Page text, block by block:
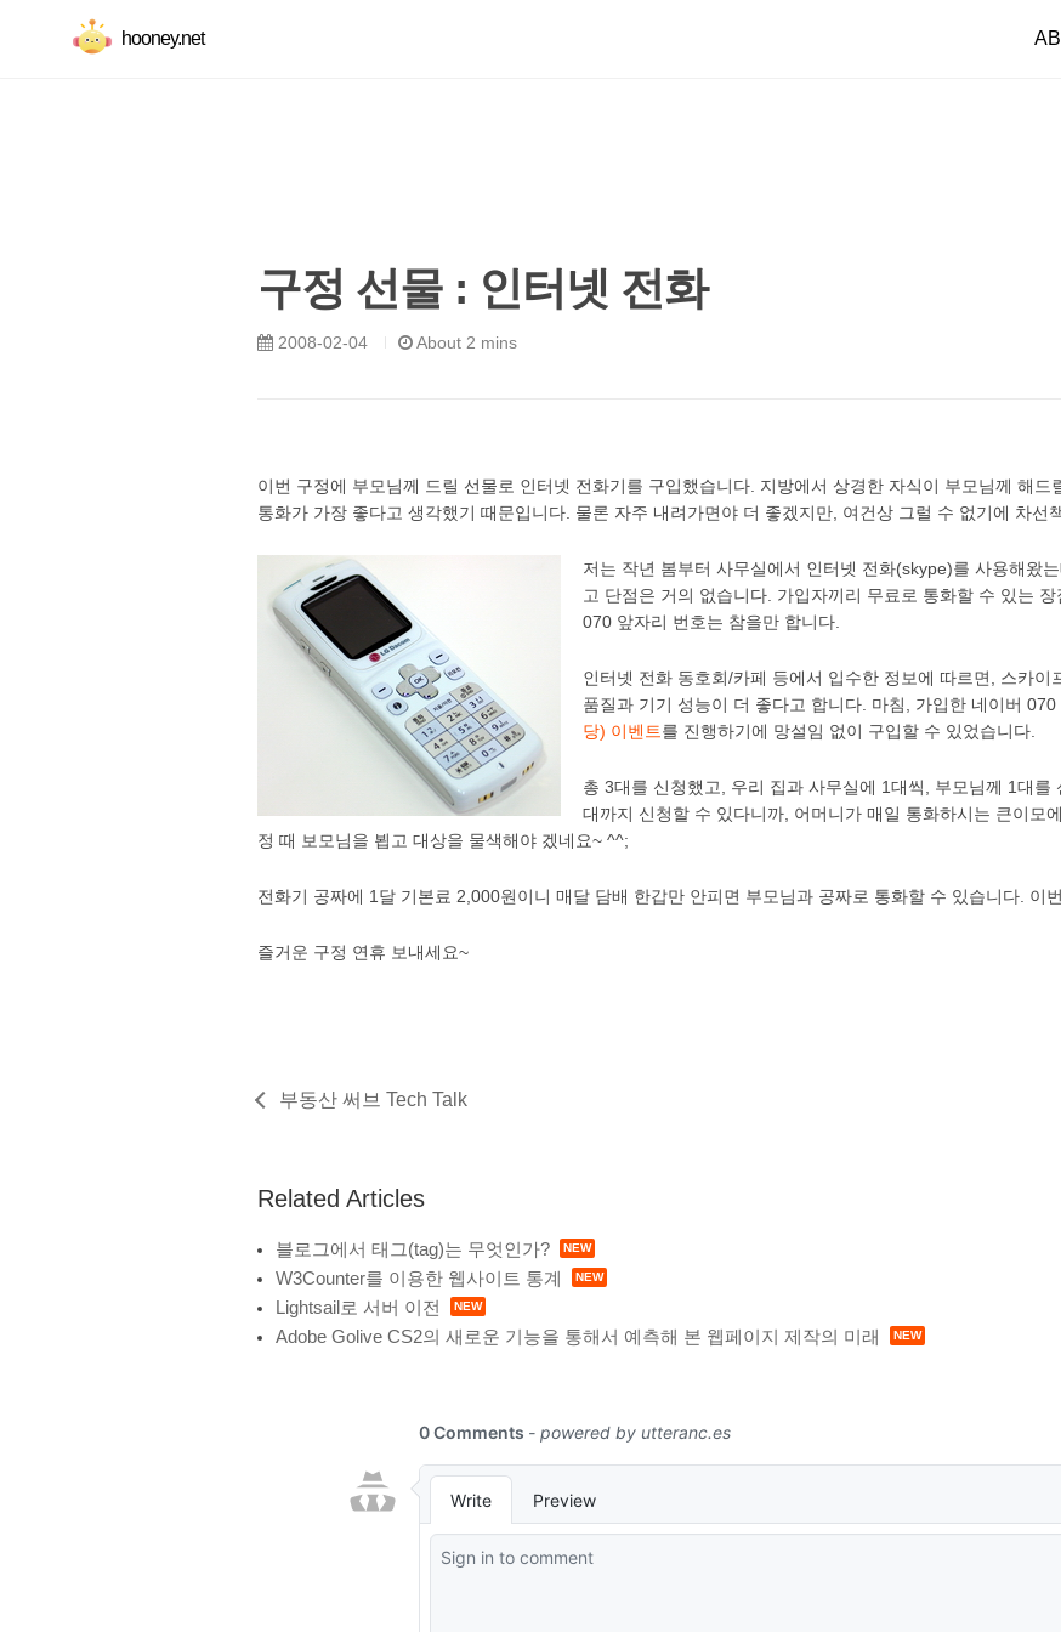
hooney.net
구정 선물 : 인터넷 전화
2008-02-04 About 2 mins
이번 구정에 부모님께 드릴 선물로 인터넷 전화기를 구입했습니다. 지방에서 상경한 자식이 부모님께 해
통화가 가장 좋다고 생각했기 때문입니다. 물론 자주 내려가면야 더 좋겠지만, 여건상 그럴 수 없기에 차선
저는 작년 봄부터 사무실에서 인터넷 전화(skype)를 사용해왔
고 단점은 거의 없습니다. 가입자끼리 무료로 통화할 수 있는
070 앞자리 번호는 참을만 합니다.
인터넷 전화 동호회/카페 등에서 입수한 정보에 따르면, 스카
품질과 기기 성능이 더 좋다고 합니다. 마침, 가입한 네이버 070
당) 이벤트를 진행하기에 망설임 없이 구입할 수 있었습니다.
총 3대를 신청했고, 우리 집과 사무실에 1대씩, 부모님께 1대
대까지 신청할 수 있다니까, 어머니가 매일 통화하시는 큰이모
정 때 보모님을 뵙고 대상을 물색해야 겠네요~ ^^;
전화기 공짜에 1달 기본료 2,000원이니 매달 담배 한갑만 안피면 부모님과 공짜로 통화할 수 있습니다. 이
즐거운 구정 연휴 보내세요~
부동산 써브 Tech Talk
Related Articles
블로그에서 태그(tag)는 무엇인가?
W3Counter를 이용한 웹사이트 통계
Lightsail로 서버 이전
Adobe Golive CS2의 새로운 기능을 통해서 예측해 본 웹페이지 제작의 미래